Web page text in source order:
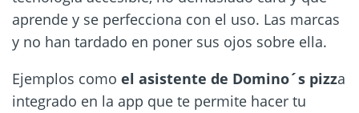
aprende y se perfecciona con el uso. Las marcas
y no han tardado en poner sus ojos sobre ella.
Ejemplos como el asistente de Domino´s pizza
integrado en la app que te permite hacer tu